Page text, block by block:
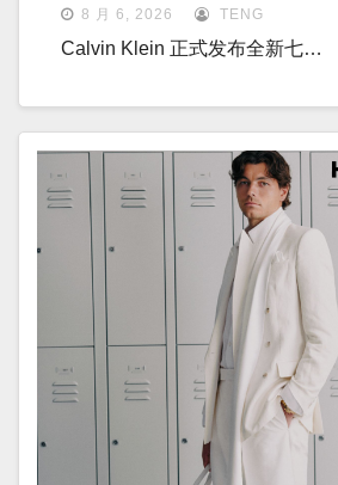
8 月 6, 2026 TENG
Calvin Klein 正式发布全新七…